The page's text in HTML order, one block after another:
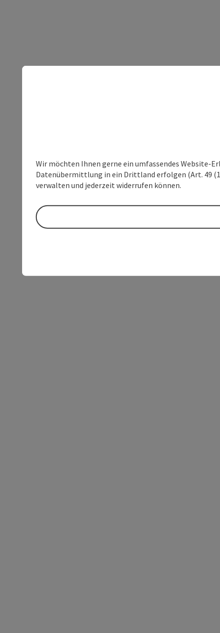
Wir möchten Ihnen gerne ein umfassendes Website-
Datenübermittlung in ein Drittland erfolgen (Art. 49
verwalten und jederzeit widerrufen können.